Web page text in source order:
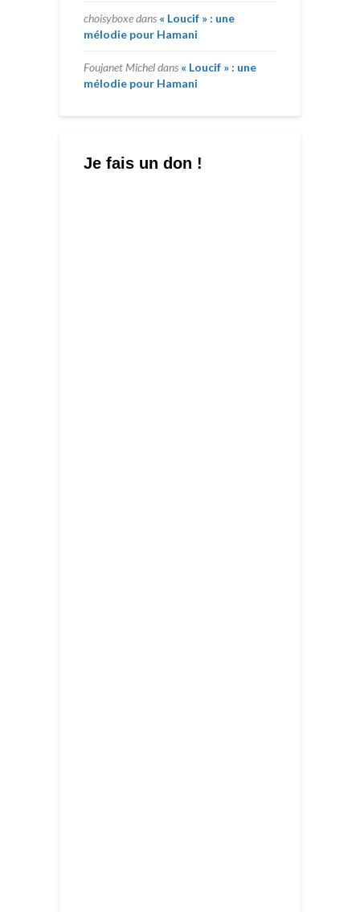
choisyboxedans « Loucif » : une
mélodie pour Hamani
Foujanet Micheldans « Loucif » : une
mélodie pour Hamani
Je fais un don !